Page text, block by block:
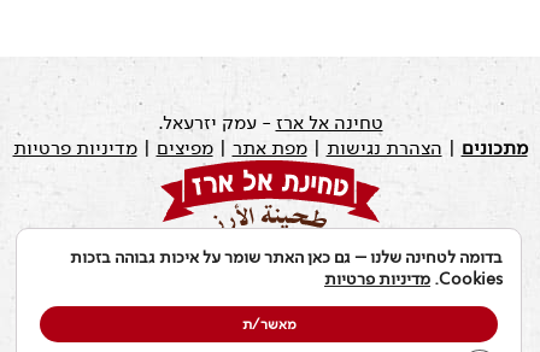
טחינה אל ארז- עמק יזרעאל.
מתכונים | הצהרת נגישות |מפת אתר |מפיצים |מדיניות פרטיות
עודכן לאחרונה ב: 19.07.2026
בדומה לטחינה שלנו – גם כאן האתר שומר על איכות גבוהה בזכות
Cookies. מדיניות פרטיות
מאשר/ת